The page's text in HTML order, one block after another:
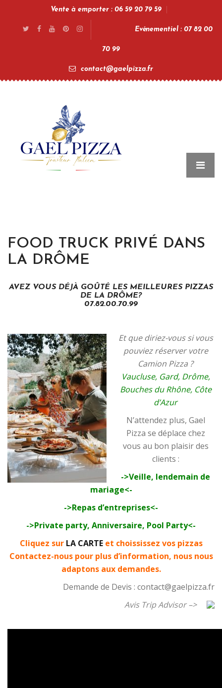
Vente à emporter : 06 59 20 79 59
Evénementiel : 07 82 00
70 99
contact@gaelpizza.fr
FOOD TRUCK PRIVÉ DANS
LA DRÔME
AVEZ VOUS DÉJÀ GOÛTÉ LES MEILLEURES PIZZAS
DE LA DRÔME?
07.82.00.70.99
Et que diriez-vous si vous
pouviez réserver votre
Camion Pizza ?
Vaucluse, Gard, Drôme,
Bouches du Rhône, Côte
d’Azur
N’attendez plus, Gael
Pizza se déplace chez
vous au bon plaisir des
clients :
->Veille, lendemain de
mariage<-
->Repas d’entreprises<-
->Private party, Anniversaire, Pool Party<-
Cliquez sur LA CARTEet choississez vos pizzas
Contactez-nous pour plus d’information, nous nous
adaptons aux demandes.
Demande de Devis : contact@gaelpizza.fr
Avis Trip Advisor –>